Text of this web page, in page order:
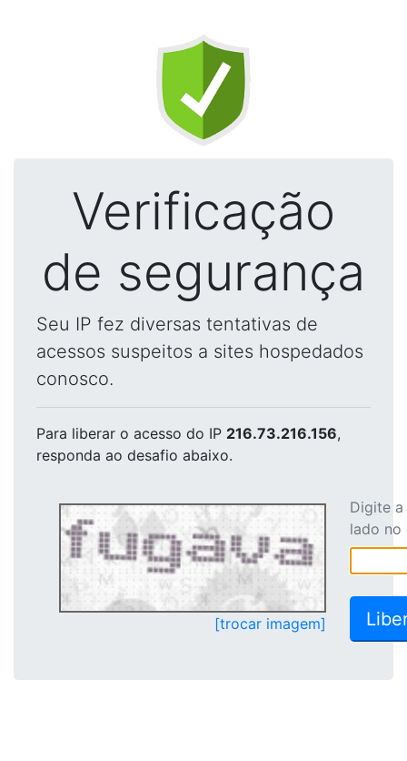
Verificação
de segurança
Seu IP fez diversas tentativas de
acessos suspeitos a sites hospedados
conosco.
Para liberar o acesso do IP 216.73.216.156,
responda ao desafio abaixo.
[trocar imagem]
Digite
lado no